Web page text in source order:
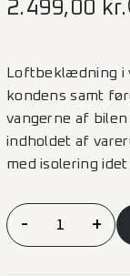
2.499,00 kr.
Loftbeklædning i
kondens samt
vangerne af
indholdet af
med isolering
Loftbeklædning
Master/Interstar
- +